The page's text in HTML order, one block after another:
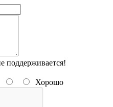
поддерживается!
Хорошо